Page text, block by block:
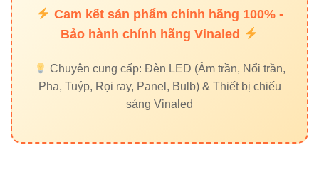
Cam kết sản phẩm chính hãng 100% -
Bảo hành chính hãng Vinaled
Chuyên cung cấp: Đèn LED (Âm trần, Nổi trần,
Pha, Tuýp, Rọi ray, Panel, Bulb) & Thiết bị chiếu
sáng Vinaled